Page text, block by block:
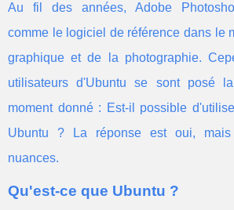
Au fil des années, Adobe
comme le logiciel de référence dans le
graphique et de la photographie.
utilisateurs d'Ubuntu se sont posé
moment donné : Est-il possible
Ubuntu ? La réponse est oui, mais
nuances.
Qu'est-ce que Ubuntu ?